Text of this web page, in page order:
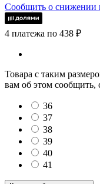
Сообщить о снижении
4 платежа по 438 ₽
Товара с таким
вам об этом сообщить,
36
37
38
39
40
41